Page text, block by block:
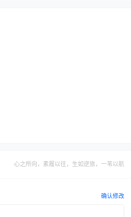
心之所向，素履以往，生如逆旅，一苇以航
确认修改